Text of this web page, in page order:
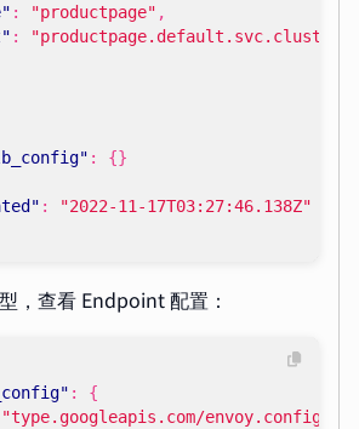
: "productpage" ,
:
:
{}
:
"2022-11-17T03:27:46.138Z"
，查看 Endpoint 配置：
:
{
"type.googleapis.com/